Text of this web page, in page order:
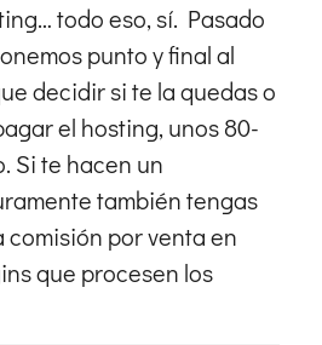
todo eso, sí. Pasado
punto y final al
decidir si te la quedas o
el hosting, unos 80-
Si te hacen un
también tengas
por venta en
que procesen los